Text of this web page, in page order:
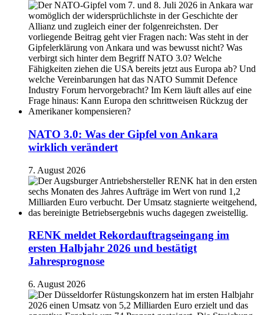
NATO 3.0: Was der Gipfel von Ankara
wirklich verändert
7. August 2026
RENK meldet Rekordauftragseingang im
ersten Halbjahr 2026 und bestätigt
Jahresprognose
6. August 2026